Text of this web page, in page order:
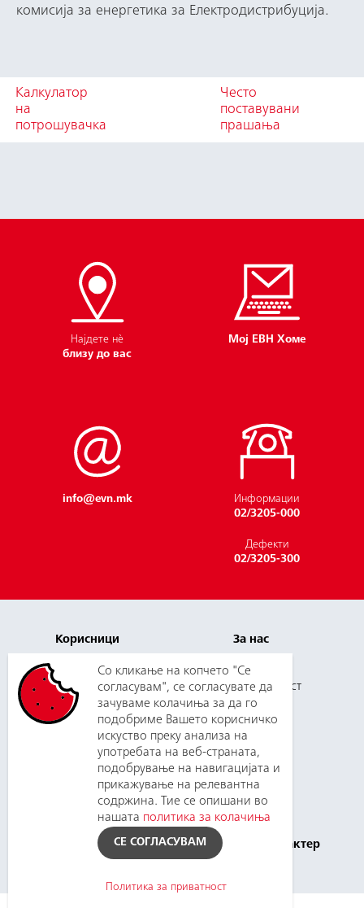
комисија за енергетика за Електродистрибуција.
Калкулатор
на
потрошувачка
Често
поставувани
прашања
Најдете нѐ
близу до вас
Мој ЕВН Хоме
info@evn.mk
Информации
02/3205-000
Дефекти
02/3205-300
Корисници
Плаќање и цени
Услуги
Нов корисник
Зборувај со нас
За нас
Кариера
Одговорност
Медиуми
Набавки
Политика за приватност
Планирани
прекини
Инфoрмации
од јавен карактер
Со кликање на копчето "Се
согласувам", се согласувате да
зачуваме колачиња за да го
подобриме Вашето корисничко
искуство преку анализа на
употребата на веб-страната,
подобрување на навигацијата и
прикажување на релевантна
содржина. Тие се опишани во
нашата политика за колачиња
СЕ СОГЛАСУВАМ
Политика за приватност